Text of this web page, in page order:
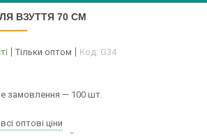
ВЗУТТЯ 70 СМ
Тільки оптом Код: G34
замовлення — 100 шт.
оптові ціни